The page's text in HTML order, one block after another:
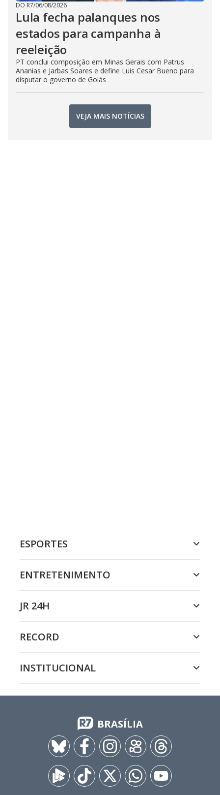
DO R7/06/08/2026
Lula fecha palanques nos
estados para campanha à
reeleição
PT conclui composição em Minas Gerais com Patrus
Ananias e Jarbas Soares e define Luis Cesar Bueno para
disputar o governo de Goiás
VEJA MAIS NOTÍCIAS
ESPORTES
ENTRETENIMENTO
JR 24H
RECORD
INSTITUCIONAL
BRASÍLIA